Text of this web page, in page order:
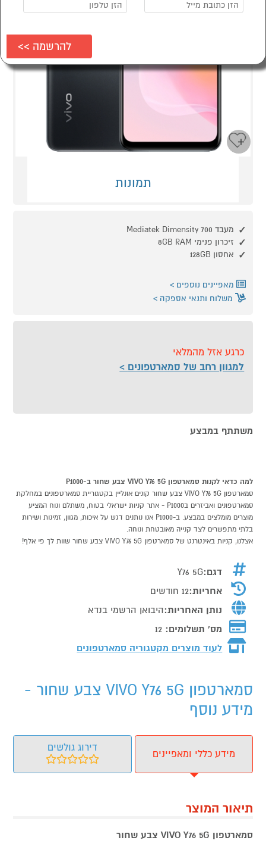
תמונות
מעבד Mediatek Dimensity 700
זיכרון פנימי 8GB RAM
אחסון 128GB
מאפיינים נוספים
משלוח ותנאי אספקה
כרגע אזל מהמלאי
למגוון רחב של סמארטפונים
משתתף במבצע
למה כדאי לקנות סמארטפון VIVO Y76 5G צבע שחור ב-P1000
סמארטפון VIVO Y76 5G צבע שחור קונים אונליין בקטגוריית סמארטפונים במחלקת
סמארטפונים ואביזרים בP1000 - אתר קניות ישראלי בטוח, משתלם ונוח המציע
מוצרים מומלצים במבצע. ב-P1000 אנו נותנים דגש על איכות, מגוון, זמינות ושירות
בלתי מתפשרים לצד קנייה מאובטחת ונוחה.
אצלנו, קניות באינטרנט של סמארטפון VIVO Y76 5G צבע שחור שוות לך פי אלף!
דגם:Y76 5G
אחריות:12 חודשים
נותן האחריות:היבואן הרשמי בנדא
מס' תשלומים: 12
לעוד מוצרים מקטגוריה סמארטפונים
סמארטפון VIVO Y76 5G צבע שחור -
מידע נוסף
מידע כללי ומאפיינים
דירוג גולשים
תיאור המוצר
סמארטפון VIVO Y76 5G צבע שחור